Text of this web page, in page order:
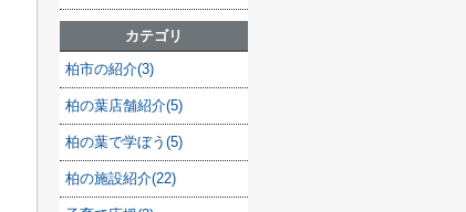
カテゴリ
柏市の紹介(3)
柏の葉店舗紹介(5)
柏の葉で学ぼう(5)
柏の施設紹介(22)